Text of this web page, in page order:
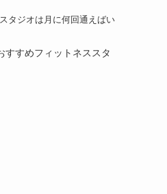
タジオは月に何回通えばい
すすめフィットネススタ